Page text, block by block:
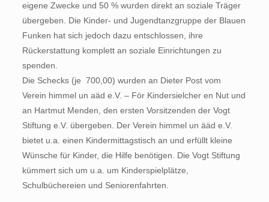
eigene Zwecke und 50 % wurden direkt an soziale Träger
übergeben. Die Kinder- und Jugendtanzgruppe der Blauen
Funken hat sich jedoch dazu entschlossen, ihre
Rückerstattung komplett an soziale Einrichtungen zu
spenden.
Die Schecks (je  700,00) wurden an Dieter Post vom
Verein himmel un aäd e.V. – För Kindersielcher en Nut und
an Hartmut Menden, den ersten Vorsitzenden der Vogt
Stiftung e.V. übergeben. Der Verein himmel un ääd e.V.
bietet u.a. einen Kindermittagstisch an und erfüllt kleine
Wünsche für Kinder, die Hilfe benötigen. Die Vogt Stiftung
kümmert sich um u.a. um Kinderspielplätze,
Schulbüchereien und Seniorenfahrten.